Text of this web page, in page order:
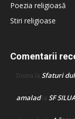
Poezia religioasă
Stiri religioase
Comentarii
Doina la Sfaturi
amaladla SF